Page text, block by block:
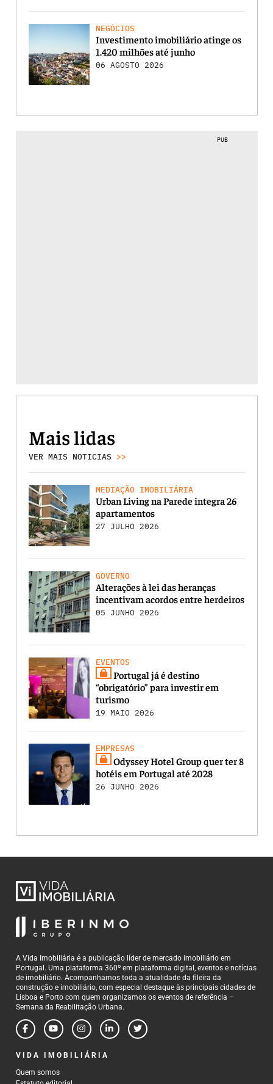
NEGÓCIOS
Investimento imobiliário atinge os
1.420 milhões até junho
06 AGOSTO 2026
PUB
Mais lidas
VER MAIS NOTICIAS >>
MEDIAÇÃO IMOBILIÁRIA
Urban Living na Parede integra 26
apartamentos
27 JULHO 2026
GOVERNO
Alterações à lei das heranças
incentivam acordos entre herdeiros
05 JUNHO 2026
EVENTOS
Portugal já é destino
“obrigatório” para investir em
turismo
19 MAIO 2026
EMPRESAS
Odyssey Hotel Group quer ter 8
hotéis em Portugal até 2028
26 JUNHO 2026
A Vida Imobiliária é a publicação líder de mercado imobiliário em
Portugal. Uma plataforma 360º em plataforma digital, eventos e notícias
de imobiliário. Acompanhamos toda a atualidade da fileira da
construção e imobiliário, com especial destaque às principais cidades de
Lisboa e Porto com quem organizamos os eventos de referência –
Semana da Reabilitação Urbana.
VIDA IMOBILIÁRIA
Quem somos